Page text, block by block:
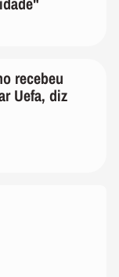
recebeu
Uefa, diz